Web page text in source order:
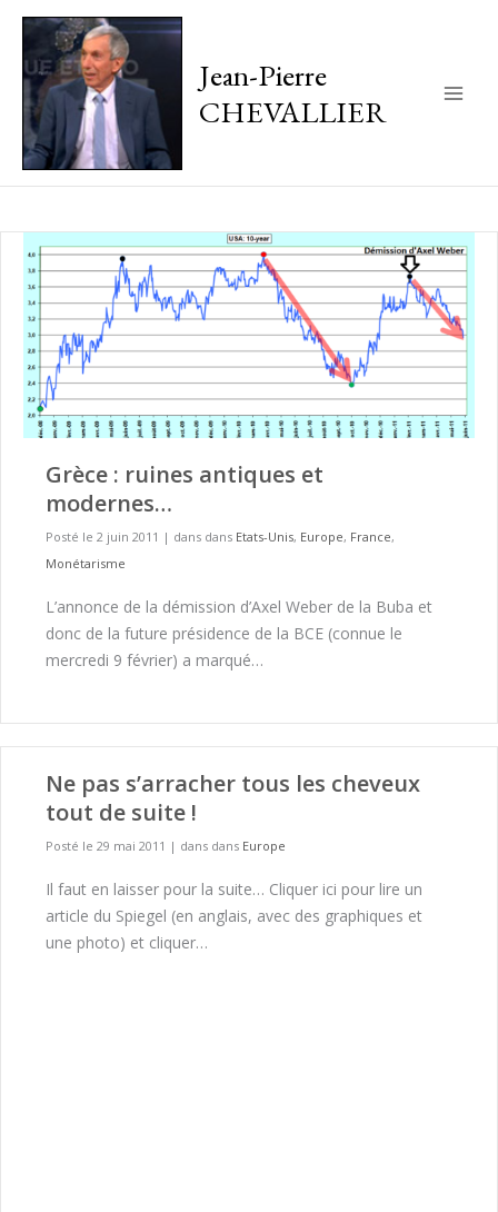
Jean-Pierre
CHEVALLIER
Grèce : ruines antiques et
modernes…
Posté le 2 juin 2011 | dans dans Etats-Unis, Europe, France,
Monétarisme
L’annonce de la démission d’Axel Weber de la Buba et
donc de la future présidence de la BCE (connue le
mercredi 9 février) a marqué…
Ne pas s’arracher tous les cheveux
tout de suite !
Posté le 29 mai 2011 | dans dans Europe
Il faut en laisser pour la suite… Cliquer ici pour lire un
article du Spiegel (en anglais, avec des graphiques et
une photo) et cliquer…